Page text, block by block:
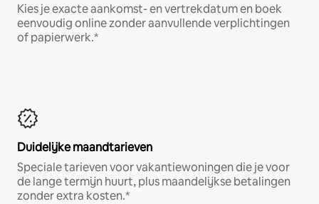
Kies je exacte aankomst- en vertrekdatum en boek
eenvoudig online zonder aanvullende verplichtingen
of papierwerk.*
Duidelijke maandtarieven
Speciale tarieven voor vakantiewoningen die je voor
de lange termijn huurt, plus maandelijkse betalingen
zonder extra kosten.*